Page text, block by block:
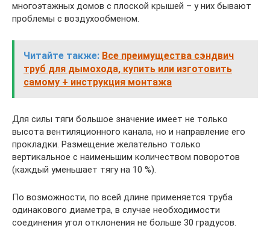
многоэтажных домов с плоской крышей – у них бывают
проблемы с воздухообменом.
Читайте также: Все преимущества сэндвич
труб для дымохода, купить или изготовить
самому + инструкция монтажа
Для силы тяги большое значение имеет не только
высота вентиляционного канала, но и направление его
прокладки. Размещение желательно только
вертикальное с наименьшим количеством поворотов
(каждый уменьшает тягу на 10 %).
По возможности, по всей длине применяется труба
одинакового диаметра, в случае необходимости
соединения угол отклонения не больше 30 градусов.